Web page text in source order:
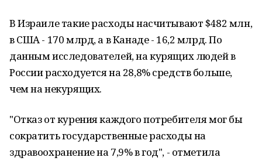
В Израиле такие расходы насчитывают $482 млн,
в США - 170 млрд, а в Канаде - 16,2 млрд. По
данным исследователей, на курящих людей в
России расходуется на 28,8% средств больше,
чем на некурящих.
"Отказ от курения каждого потребителя мог бы
сократить государственные расходы на
здравоохранение на 7,9% в год", - отметила